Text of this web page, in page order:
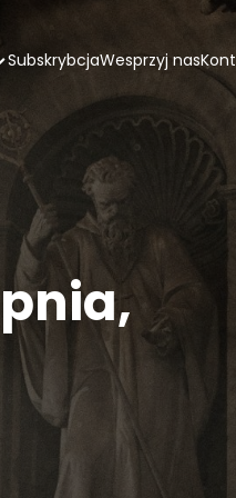
SubskrybcjaWesprzyj nas